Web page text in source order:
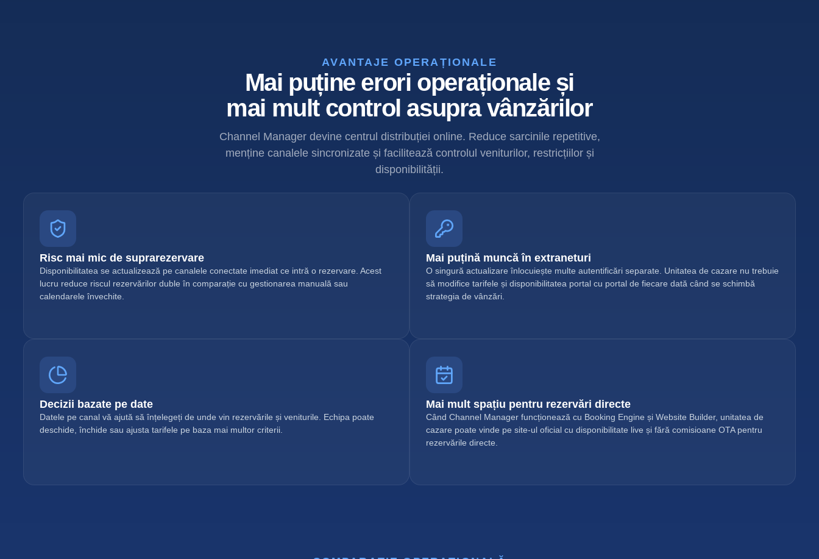
AVANTAJE OPERAȚIONALE
Mai puține erori operaționale și
mai mult control asupra vânzărilor
Channel Manager devine centrul distribuției online. Reduce sarcinile repetitive,
menține canalele sincronizate și facilitează controlul veniturilor, restricțiilor și
disponibilității.
Risc mai mic de suprarezervare
Disponibilitatea se actualizează pe canalele conectate imediat ce intră o rezervare. Acest
lucru reduce riscul rezervărilor duble în comparație cu gestionarea manuală sau
calendarele învechite.
Mai puțină muncă în extraneturi
O singură actualizare înlocuiește multe autentificări separate. Unitatea de cazare nu trebuie
să modifice tarifele și disponibilitatea portal cu portal de fiecare dată când se schimbă
strategia de vânzări.
Decizii bazate pe date
Datele pe canal vă ajută să înțelegeți de unde vin rezervările și veniturile. Echipa poate
deschide, închide sau ajusta tarifele pe baza mai multor criterii.
Mai mult spațiu pentru rezervări directe
Când Channel Manager funcționează cu Booking Engine și Website Builder, unitatea de
cazare poate vinde pe site-ul oficial cu disponibilitate live și fără comisioane OTA pentru
rezervările directe.